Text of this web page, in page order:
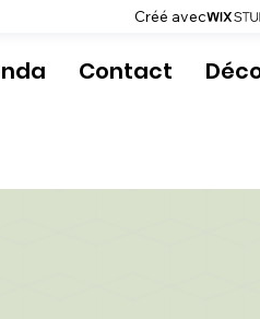
Créé avec
Contact